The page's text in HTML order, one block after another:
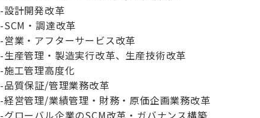
-設計開発改革
-SCM・調達改革
-営業・アフターサービス改革
-生産管理・製造実行改革、生産技術改革
-施工管理高度化
-品質保証/管理業務改革
-経営管理/業績管理・財務・原価企画業務改革
-グローバル企業のSCM改革・ガバナンス構築